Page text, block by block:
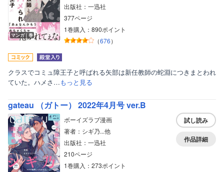
マンガ｜巻
出版社：一迅社
377ページ
1巻購入：890ポイント
（676）
クラスでコミュ障王子と呼ばれる矢部は新任教師の蛇淵につきまとわれ
ていた。ハメさ…もっと見る
gateau （ガトー） 2022年4月号 ver.B
ボーイズラブ漫画
著者：シギ乃...他
出版社：一迅社
210ページ
1巻購入：273ポイント
試し読み
作品詳細